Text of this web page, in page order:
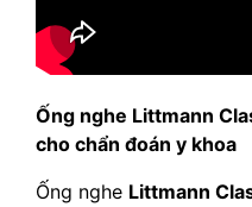
Ống nghe Littmann
cho chẩn đoán y khoa
Ống nghe Littmann